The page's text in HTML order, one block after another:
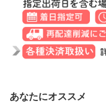
あなたにオススメ